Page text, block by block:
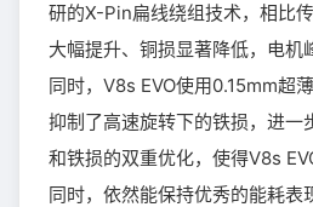
研的X-Pin扁线绕组技术，相比
大幅提升、铜损显著降低，电机
同时，V8s EVO使用0.15mm超
抑制了高速旋转下的铁损，进一
和铁损的双重优化，使得V8s
同时，依然能保持优秀的能耗表